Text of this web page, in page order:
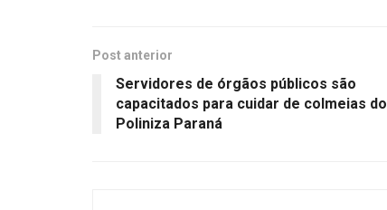
Post anterior
Servidores de órgãos públicos são
capacitados para cuidar de colmeias do
Poliniza Paraná